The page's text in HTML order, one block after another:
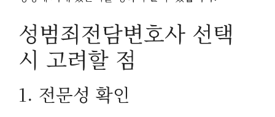
성범죄전담변호사 선택
시 고려할 점
1. 전문성 확인